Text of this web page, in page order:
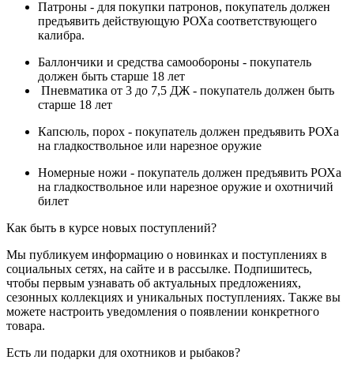
Патроны - для покупки патронов, покупатель должен
предъявить действующую РОХа соответствующего
калибра.
Баллончики и средства самообороны - покупатель
должен быть старше 18 лет
Пневматика от 3 до 7,5 ДЖ - покупатель должен быть
старше 18 лет
Капсюль, порох - покупатель должен предъявить РОХа
на гладкоствольное или нарезное оружие
Номерные ножи - покупатель должен предъявить РОХа
на гладкоствольное или нарезное оружие и охотничий
билет
Как быть в курсе новых поступлений?
Мы публикуем информацию о новинках и поступлениях в
социальных сетях, на сайте и в рассылке. Подпишитесь,
чтобы первым узнавать об актуальных предложениях,
сезонных коллекциях и уникальных поступлениях. Также вы
можете настроить уведомления о появлении конкретного
товара.
Есть ли подарки для охотников и рыбаков?